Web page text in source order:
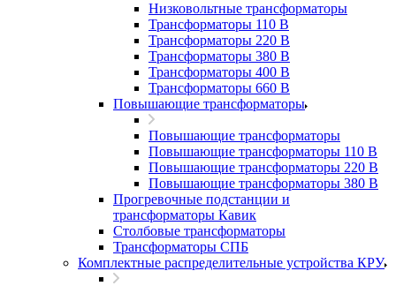
Низковольтные трансформаторы
Трансформаторы 110 В
Трансформаторы 220 В
Трансформаторы 380 В
Трансформаторы 400 В
Трансформаторы 660 В
Повышающие трансформаторы
Повышающие трансформаторы
Повышающие трансформаторы 110 В
Повышающие трансформаторы 220 В
Повышающие трансформаторы 380 В
Прогревочные подстанции и
трансформаторы Кавик
Столбовые трансформаторы
Трансформаторы СПБ
Комплектные распределительные устройства КРУ